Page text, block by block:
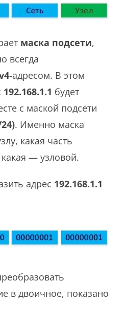
маска подсети,
всегда
-адресом. В этом
192.168.1.1 будет
с маской подсети
. Именно маска
какая часть
какая — узловой.
адрес 192.168.1.1
в двоичное, показано